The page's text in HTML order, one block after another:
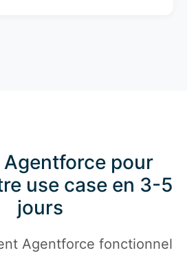
Agentforce pour
use case en 3-5
jours
Agentforce fonctionnel